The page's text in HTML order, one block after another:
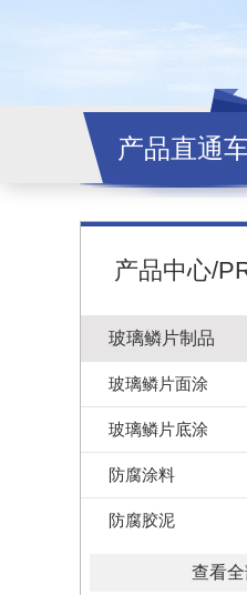
产品直通
产品中心/
玻璃鳞片制品
玻璃鳞片面涂
玻璃鳞片底涂
防腐涂料
防腐胶泥
查看